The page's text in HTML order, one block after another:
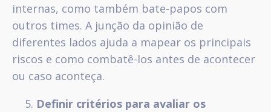
internas, como também bate-papos com
outros times. A junção da opinião de
diferentes lados ajuda a mapear os principais
riscos e como combatê-los antes de acontecer
ou caso aconteça.
Definir critérios para avaliar os